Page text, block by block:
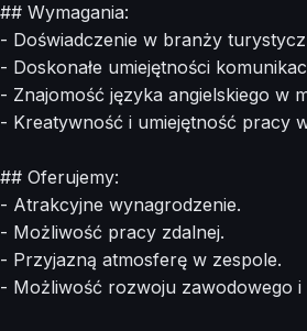
## Wymagania:
- Doświadczenie w branży
- Doskonałe umiejętności
- Znajomość języka angielskiego w
- Kreatywność i umiejętność pracy
## Oferujemy:
- Atrakcyjne wynagrodzenie.
- Możliwość pracy zdalnej.
- Przyjazną atmosferę w zespole.
- Możliwość rozwoju zawodowego i